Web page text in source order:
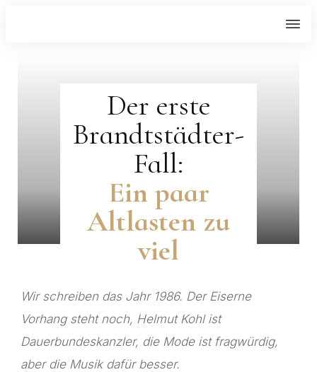
Der erste
Brandtstädter-
Fall:
Ein paar
Altlasten zu
viel
Wir schreiben das Jahr 1986. Der Eiserne
Vorhang steht noch, Helmut Kohl ist
Dauerbundeskanzler, die Mode ist fragwürdig,
aber die Musik dafür besser.